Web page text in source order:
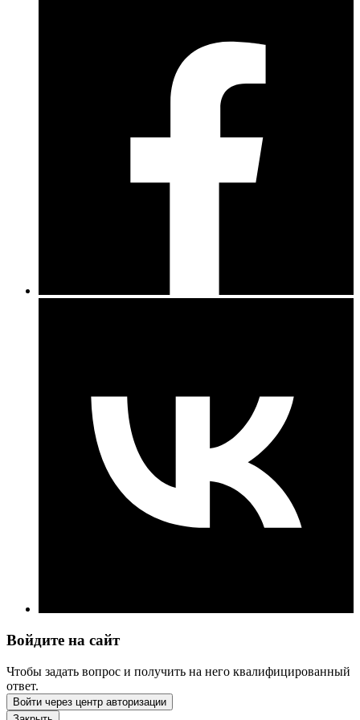
Войдите на сайт
Чтобы задать вопрос и получить на него квалифицированный
ответ.
Войти через центр авторизации